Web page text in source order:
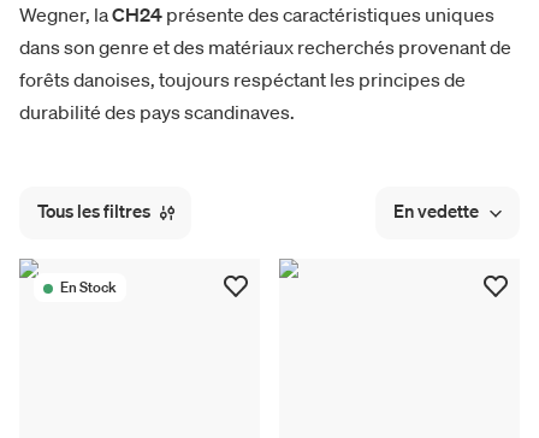
Wegner, laCH24 présente des caractéristiques uniques
dans son genre et des matériaux recherchés provenant de
forêts danoises, toujours respéctant les principes de
durabilité des pays scandinaves.
Tous les filtres En vedette
En Stock